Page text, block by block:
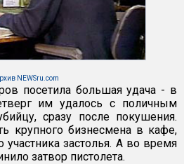
NEWSru.com
посетила большая удача - в
им удалось с поличным
сразу после покушения.
крупного бизнесмена в кафе,
участника застолья. А во время
затвор пистолета.